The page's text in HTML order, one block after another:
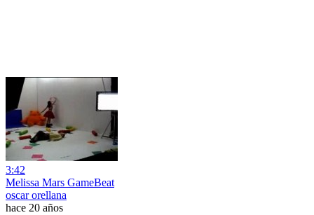
3:42
Melissa Mars GameBeat
oscar orellana
hace 20 años